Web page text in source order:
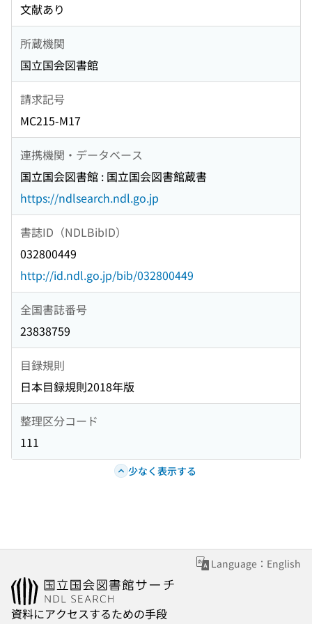
文献あり
所蔵機関
国立国会図書館
請求記号
MC215-M17
連携機関・データベース
国立国会図書館 : 国立国会図書館蔵書
https://ndlsearch.ndl.go.jp
書誌ID（NDLBibID）
032800449
http://id.ndl.go.jp/bib/032800449
全国書誌番号
23838759
目録規則
日本目録規則2018年版
整理区分コード
111
少なく表示する
Language：English
資料にアクセスするための手段